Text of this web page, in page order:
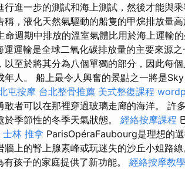
行進一步的測試和海上測試，然後才能與
稱，液化天然氣驅動的船隻的甲烷排放量
命週期中排放的溫室氣體比用於海上運輸
運運輸是全球二氧化碳排放量的主要來源
以至於將其分為八個單獨的部分，因此每
年人。 船上最令人興奮的景點之一將是
屯按摩 台北整骨推薦 美式整復課程
敢者可以在那裡穿過玻璃走廊的海洋。 許
於季節性的冬季天氣狀態。 經絡按摩課程
士林 推拿 ParisOpéraFaubourg是理想的選
牆上的腎上腺素峰或玩迷失的沙丘小姐路線
孩子的家庭提供了新功能。 經絡按摩教學